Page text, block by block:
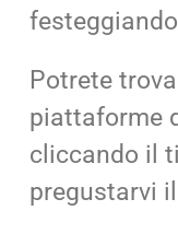
Potrete
piattaforme
cliccando il
pregustarvi